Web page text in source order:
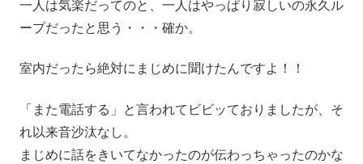
一人は気楽だってのと、一人はやっぱり寂しいの永久ル
ープだったと思う・・・確か。
室内だったら絶対にまじめに聞けたんですよ！！
「また電話する」と言われてビビッておりましたが、そ
れ以来音沙汰なし。
まじめに話をきいてなかったのが伝わっちゃったのかな